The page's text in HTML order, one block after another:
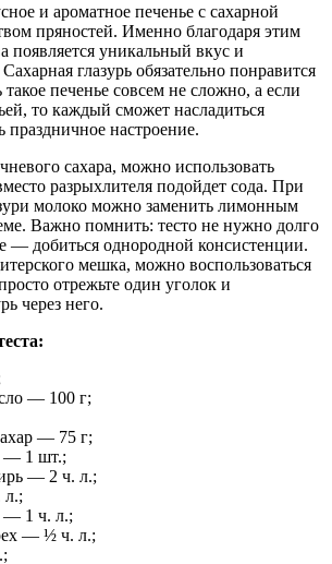
и ароматное печенье с сахарной
пряностей. Именно благодаря этим
появляется уникальный вкус и
глазурь обязательно понравится
печенье совсем не сложно, а если
то каждый сможет насладиться
праздничное настроение.
сахара, можно использовать
разрыхлителя подойдет сода. При
молоко можно заменить лимонным
Важно помнить: тесто не нужно долго
— добиться однородной консистенции.
мешка, можно воспользоваться
отрежьте один уголок и
через него.
— 100 г;
— 75 г;
— 1 шт.;
— 2 ч. л.;
л.;
— 1 ч. л.;
— ½ ч. л.;